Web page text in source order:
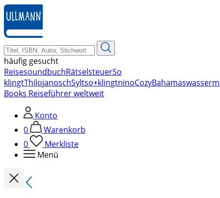
zum
Hauptinhalt
springen
häufig gesucht
ReisesoundbuchRätselsteuerSo
klingtThilojanoschSyltso+klingtninoCozyBahamas
Books Reiseführer weltweit
Konto
0
Warenkorb
0
Merkliste
Menü